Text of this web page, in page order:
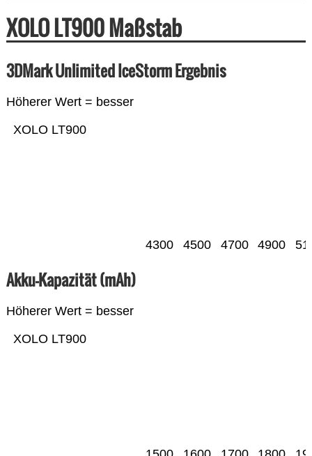
XOLO LT900 Maßstab
3DMark Unlimited IceStorm Ergebnis
Höherer Wert = besser
XOLO LT900
4300 4500 4700 4900
Akku-Kapazität (mAh)
Höherer Wert = besser
XOLO LT900